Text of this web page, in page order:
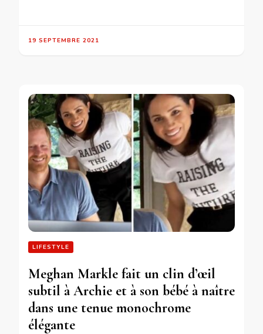
19 SEPTEMBRE 2021
LIFESTYLE
Meghan Markle fait un clin d’œil
subtil à Archie et à son bébé à naître
dans une tenue monochrome
élégante